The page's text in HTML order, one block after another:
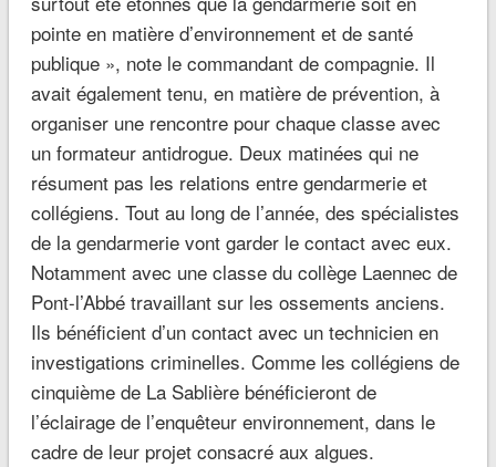
pointe en matière d’environnement et de santé
publique », note le commandant de compagnie. Il
avait également tenu, en matière de prévention, à
organiser une rencontre pour chaque classe avec
un formateur antidrogue. Deux matinées qui ne
résument pas les relations entre gendarmerie et
collégiens. Tout au long de l’année, des spécialistes
de la gendarmerie vont garder le contact avec eux.
Notamment avec une classe du collège Laennec de
Pont-l’Abbé travaillant sur les ossements anciens.
Ils bénéficient d’un contact avec un technicien en
investigations criminelles. Comme les collégiens de
cinquième de La Sablière bénéficieront de
l’éclairage de l’enquêteur environnement, dans le
cadre de leur projet consacré aux algues.